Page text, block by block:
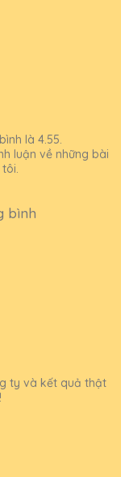
là 4.55.
luận về những bài
bình
ty và kết quả thật